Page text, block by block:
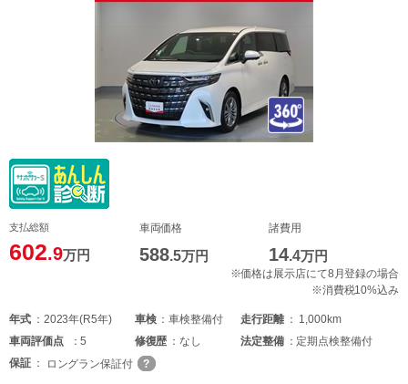
支払総額
602.9万円
車両価格
588.5万円
諸費用
14.4万円
※価格は展示店にて8月登録の場合
※消費税10%込み
年式 2023年(R5年) 車検 車検整備付 走行距離
1,000km
車両評価点 5 修復歴 なし 法定整備
定期点検整備付
保証
ロングラン保証付